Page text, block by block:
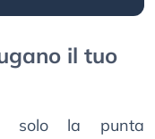
il tuo
solo la punta